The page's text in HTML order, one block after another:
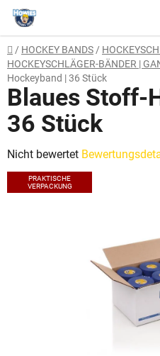
Zum
Inhalt
springen
Startseite
/ HOCKEY BANDS /
HOCKEYSCHLÄGER-BÄNDER |
Hockeyband | 36 Stück
Blaues Stoff-
36 Stück
Die
durchschnittliche
Produktbewertung
Nicht bewertet
PRAKTISCHE
VERPACKUNG